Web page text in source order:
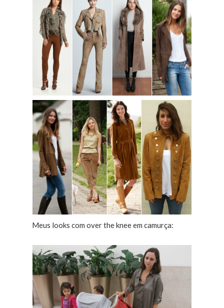
Meus looks com over the knee em camurça: